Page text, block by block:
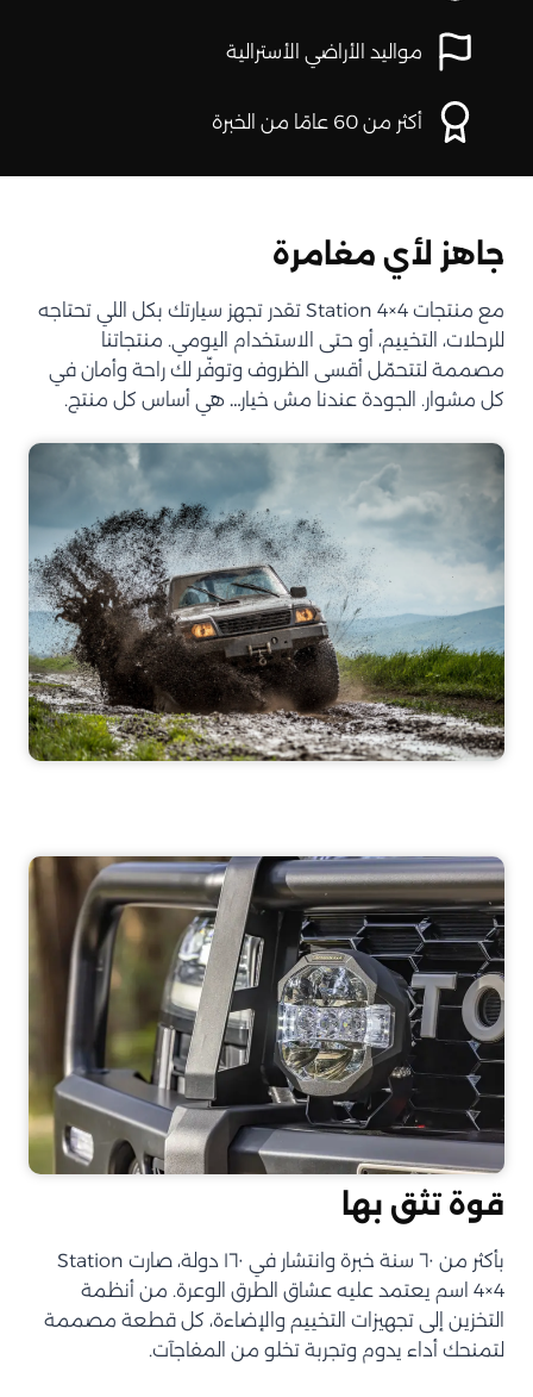
مواليد الأراضي الأسترالية
أكثر من 60 عامًا من الخبرة
جاهز لأي مغامرة
مع منتجات Station 4×4 تقدر تجهز سيارتك بكل اللي تحتاجه
للرحلات، التخييم، أو حتى الاستخدام اليومي. منتجاتنا
مصممة لتتحمّل أقسى الظروف وتوفّر لك راحة وأمان في
كل مشوار. الجودة عندنا مش خيار… هي أساس كل منتج.
قوة تثق بها
بأكثر من ٦٠ سنة خبرة وانتشار في ١٦٠ دولة، صارت Station
4×4 اسم يعتمد عليه عشاق الطرق الوعرة. من أنظمة
التخزين إلى تجهيزات التخييم والإضاءة، كل قطعة مصممة
لتمنحك أداء يدوم وتجربة تخلو من المفاجآت.